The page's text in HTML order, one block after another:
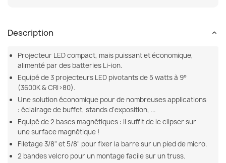
Description
Projecteur LED compact, mais puissant et économique,
alimenté par des batteries Li-ion.
Equipé de 3 projecteurs LED pivotants de 5 watts à 9°
(3600K & CRI>80).
Une solution économique pour de nombreuses applications
: éclairage de buffet, stands d'exposition, ...
Equipé de 2 bases magnétiques : il suffit de le clipser sur
une surface magnétique !
Filetage 3/8" et 5/8" pour fixer la barre sur un pied de micro.
2 bandes velcro pour un montage facile sur un truss.